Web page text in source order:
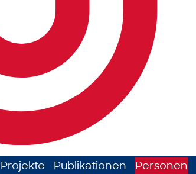
Projekte Publikationen Personen